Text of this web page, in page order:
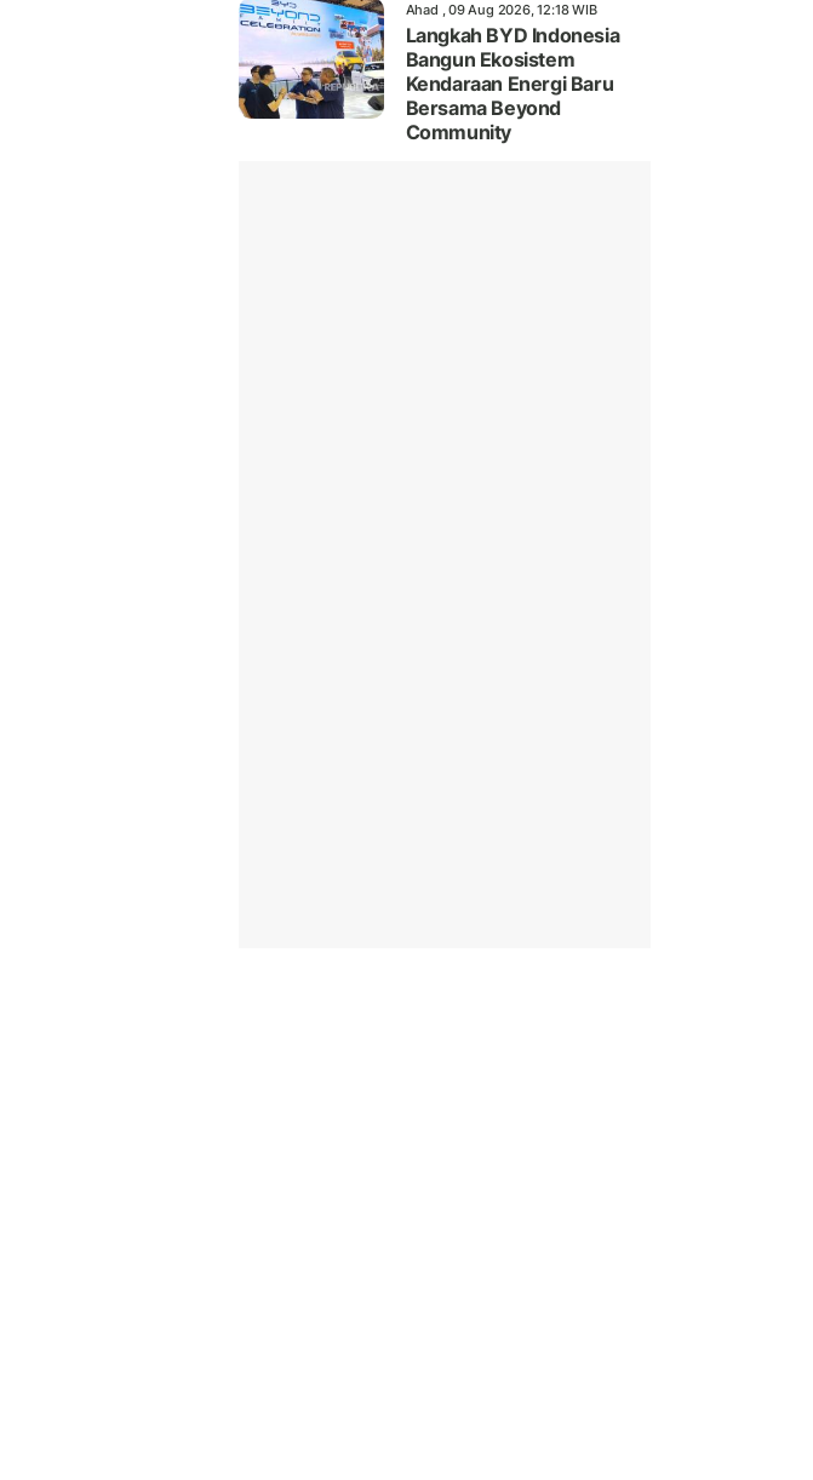
Ahad , 09 Aug 2026, 12:18 WIB
Langkah BYD Indonesia
Bangun Ekosistem
Kendaraan Energi Baru
Bersama Beyond
Community